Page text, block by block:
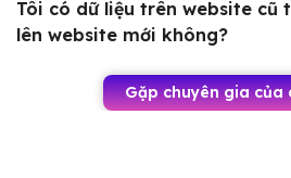
Tôi có dữ liệu trên website cũ
lên website mới không?
Gặp chuyên gia của